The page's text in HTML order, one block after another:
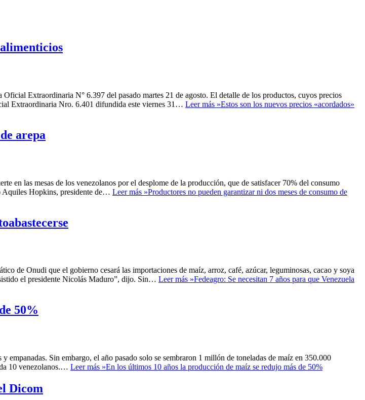
Extraordinaria N° 6.397 del pasado martes 21 de agosto. El detalle de los productos, cuyos precios
Extraordinaria Nro. 6.401 difundida este viernes 31… Leer más »Estos son los nuevos precios «acordados»
arepa
en las mesas de los venezolanos por el desplome de la producción, que de satisfacer 70% del consumo
Aquiles Hopkins, presidente de… Leer más »Productores no pueden garantizar ni dos meses de consumo de
de Onudi que el gobierno cesará las importaciones de maíz, arroz, café, azúcar, leguminosas, cacao y soya
el presidente Nicolás Maduro”, dijo. Sin… Leer más »Fedeagro: Se necesitan 7 años para que Venezuela
50%
empanadas. Sin embargo, el año pasado solo se sembraron 1 millón de toneladas de maíz en 350.000
10 venezolanos.… Leer más »En los últimos 10 años la producción de maíz se redujo más de 50%
Dicom